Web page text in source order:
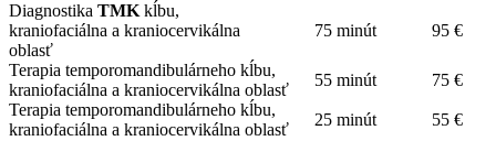
Diagnostika TMK kĺbu,
kraniofaciálna a kraniocervikálna
oblasť
75 minút 95 €
Terapia temporomandibulárneho kĺbu,
kraniofaciálna a kraniocervikálna oblasť
55 minút
75 €
Terapia temporomandibulárneho kĺbu,
kraniofaciálna a kraniocervikálna oblasť
25 minút
55 €